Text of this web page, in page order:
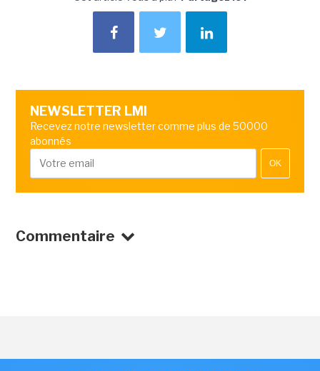
NEWSLETTER LMI
Recevez notre newsletter comme plus de 50000
abonnés
OK
Commentaire